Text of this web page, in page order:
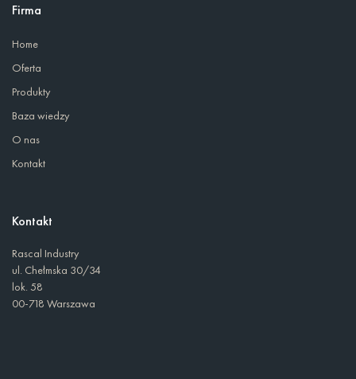
Firma
Home
Oferta
Produkty
Baza wiedzy
O nas
Kontakt
Kontakt
Rascal Industry
ul. Chełmska 30/34
lok. 58
00-718 Warszawa